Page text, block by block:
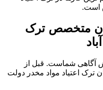
است.
متخصص ترک
آگاهی شماست. قبل از
ترک اعتیاد مواد مخدر دولت